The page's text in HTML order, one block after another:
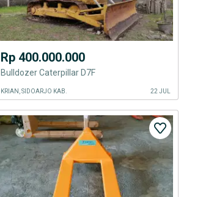
Rp 400.000.000
Bulldozer Caterpillar D7F
KRIAN, SIDOARJO KAB. 22 JUL